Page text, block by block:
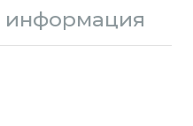
информация